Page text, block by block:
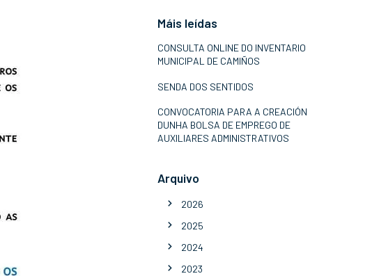
Máis leídas
CONSULTA ONLINE DO INVENTARIO
MUNICIPAL DE CAMIÑOS
SENDA DOS SENTIDOS
CONVOCATORIA PARA A CREACIÓN
DUNHA BOLSA DE EMPREGO DE
AUXILIARES ADMINISTRATIVOS
Arquivo
2026
2025
2024
2023